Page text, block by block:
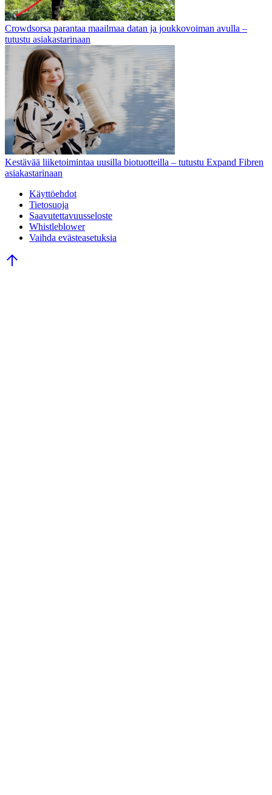
Crowdsorsa parantaa maailmaa datan ja joukkovoiman avulla –
tutustu asiakastarinaan
Kestävää liiketoimintaa uusilla biotuotteilla – tutustu Expand Fibren
asiakastarinaan
Käyttöehdot
Tietosuoja
Saavutettavuusseloste
Whistleblower
Vaihda evästeasetuksia